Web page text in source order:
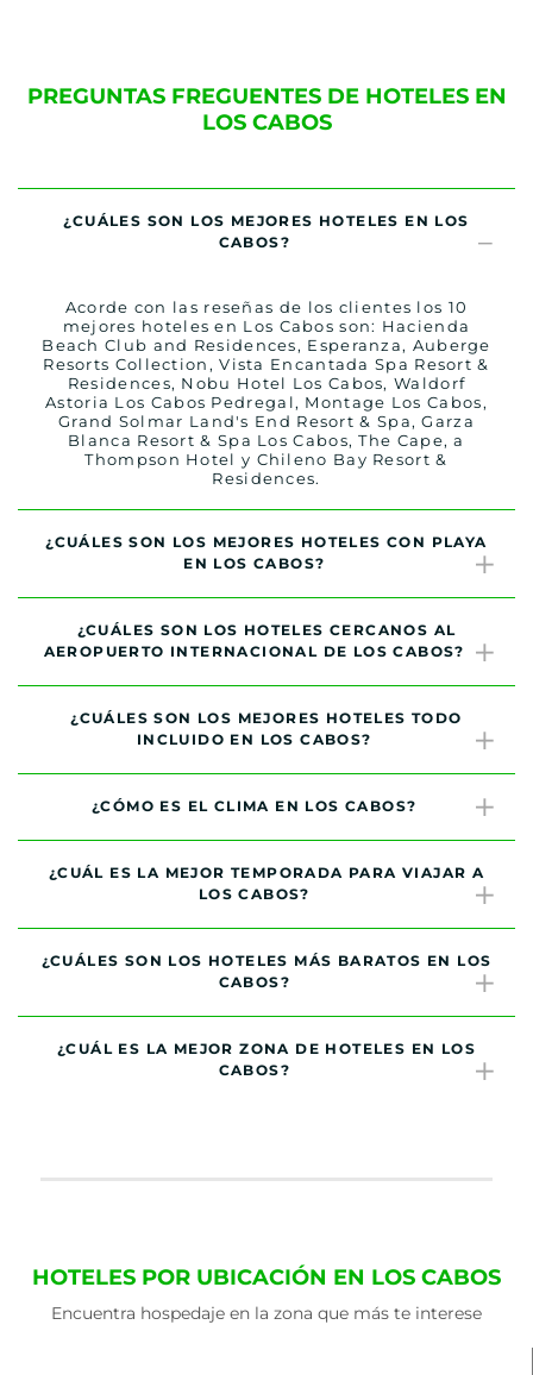
PREGUNTAS FREGUENTES DE HOTELES EN
LOS CABOS
¿CUÁLES SON LOS MEJORES HOTELES EN LOS
CABOS?
Acorde con las reseñas de los clientes los 10
mejores hoteles en Los Cabos son: Hacienda
Beach Club and Residences, Esperanza, Auberge
Resorts Collection, Vista Encantada Spa Resort &
Residences, Nobu Hotel Los Cabos, Waldorf
Astoria Los Cabos Pedregal, Montage Los Cabos,
Grand Solmar Land's End Resort & Spa, Garza
Blanca Resort & Spa Los Cabos, The Cape, a
Thompson Hotel y Chileno Bay Resort &
Residences.
¿CUÁLES SON LOS MEJORES HOTELES CON PLAYA
EN LOS CABOS?
¿CUÁLES SON LOS HOTELES CERCANOS AL
AEROPUERTO INTERNACIONAL DE LOS CABOS?
¿CUÁLES SON LOS MEJORES HOTELES TODO
INCLUIDO EN LOS CABOS?
¿CÓMO ES EL CLIMA EN LOS CABOS?
¿CUÁL ES LA MEJOR TEMPORADA PARA VIAJAR A
LOS CABOS?
¿CUÁLES SON LOS HOTELES MÁS BARATOS EN LOS
CABOS?
¿CUÁL ES LA MEJOR ZONA DE HOTELES EN LOS
CABOS?
HOTELES POR UBICACIÓN EN LOS CABOS
Encuentra hospedaje en la zona que más te interese